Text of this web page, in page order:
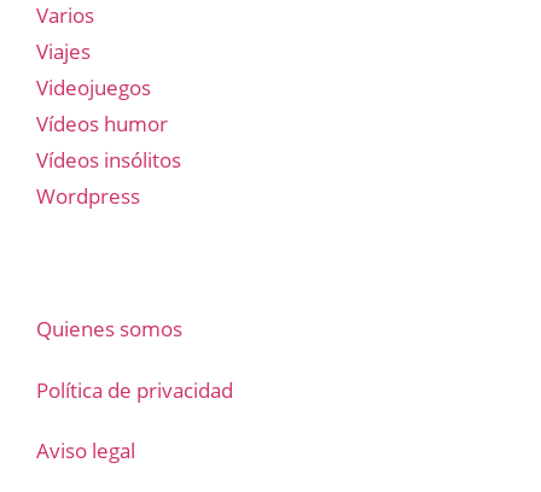
Varios
Viajes
Videojuegos
Vídeos humor
Vídeos insólitos
Wordpress
Quienes somos
Política de privacidad
Aviso legal